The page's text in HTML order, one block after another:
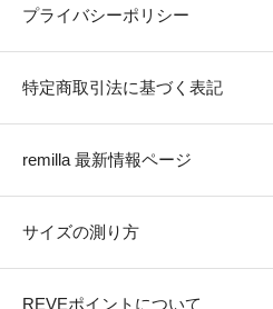
プライバシーポリシー
特定商取引法に基づく表記
remilla 最新情報ページ
サイズの測り方
REVEポイントについて